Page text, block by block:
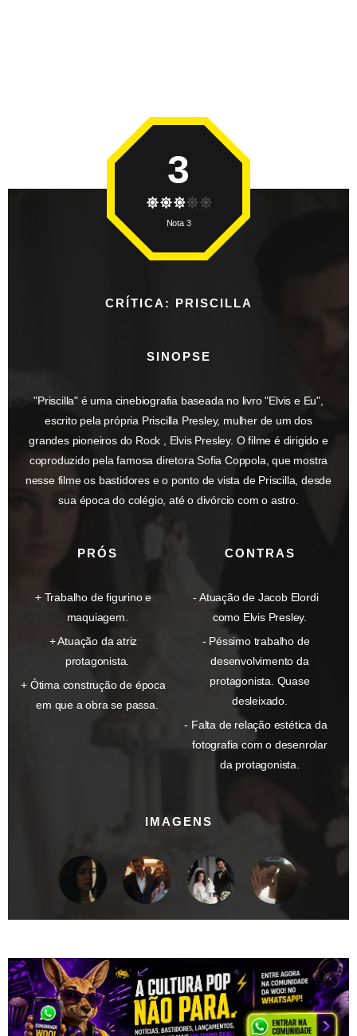
CRÍTICA: PRISCILLA
SINOPSE
"Priscilla" é uma cinebiografia baseada no livro "Elvis e Eu",
escrito pela própria Priscilla Presley, mulher de um dos
grandes pioneiros do Rock , Elvis Presley. O filme é dirigido e
coproduzido pela famosa diretora Sofia Coppola, que mostra
nesse filme os bastidores e o ponto de vista de Priscilla, desde
sua época do colégio, até o divórcio com o astro.
PRÓS
Trabalho de figurino e
maquiagem.
Atuação da atriz
protagonista.
Ótima construção de época
em que a obra se passa.
CONTRAS
Atuação de Jacob Elordi
como Elvis Presley.
Péssimo trabalho de
desenvolvimento da
protagonista. Quase
desleixado.
Falta de relação estética da
fotografia com o desenrolar
da protagonista.
3
Nota 3
IMAGENS